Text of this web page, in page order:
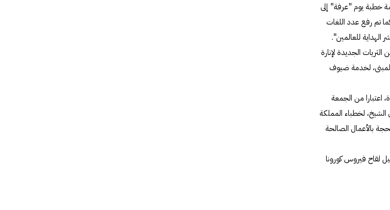
خطبة يوم "عرفة" إلى
تم رفع عدد اللغات
الجديدة لإنارة
لخدمة ضيوف
اعتبارا من الجمعة
الشيخ، لخطباء المملكة
بالأعمال الصالحة
لقاح فيروس كورونا